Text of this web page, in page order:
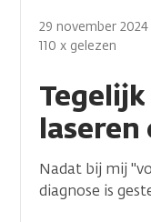
laseren
29 november 2024
110 x gelezen
Nadat bij mij
diagnose is